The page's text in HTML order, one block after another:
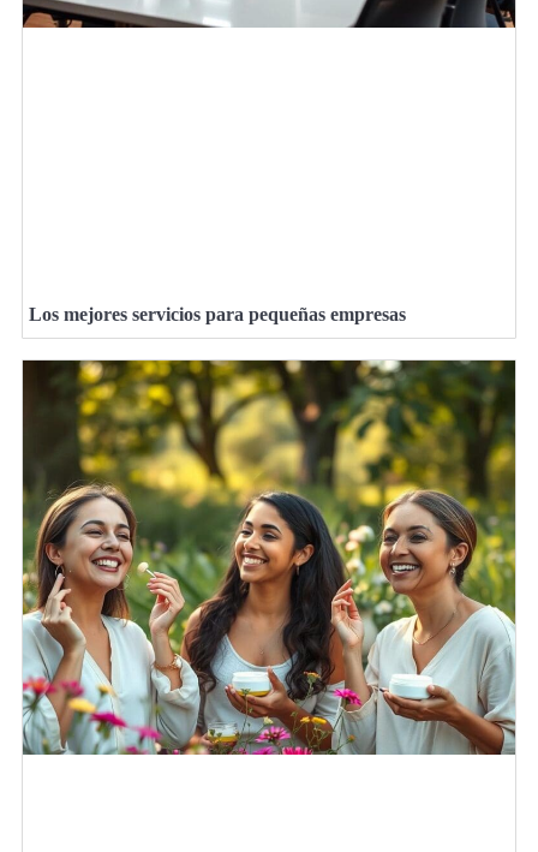
Los mejores servicios para pequeñas empresas